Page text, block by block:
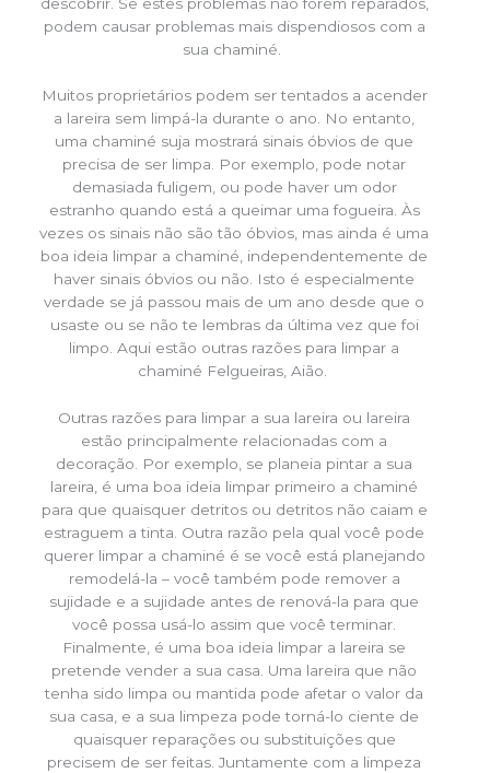
podem causar problemas mais dispendiosos com a
sua chaminé.
Muitos proprietários podem ser tentados a acender
a lareira sem limpá-la durante o ano. No entanto,
uma chaminé suja mostrará sinais óbvios de que
precisa de ser limpa. Por exemplo, pode notar
demasiada fuligem, ou pode haver um odor
estranho quando está a queimar uma fogueira. Às
vezes os sinais não são tão óbvios, mas ainda é uma
boa ideia limpar a chaminé, independentemente de
haver sinais óbvios ou não. Isto é especialmente
verdade se já passou mais de um ano desde que o
usaste ou se não te lembras da última vez que foi
limpo. Aqui estão outras razões para limpar a
chaminé Felgueiras, Aião.
Outras razões para limpar a sua lareira ou lareira
estão principalmente relacionadas com a
decoração. Por exemplo, se planeia pintar a sua
lareira, é uma boa ideia limpar primeiro a chaminé
para que quaisquer detritos ou detritos não caiam e
estraguem a tinta. Outra razão pela qual você pode
querer limpar a chaminé é se você está planejando
remodelá-la – você também pode remover a
sujidade e a sujidade antes de renová-la para que
você possa usá-lo assim que você terminar.
Finalmente, é uma boa ideia limpar a lareira se
pretende vender a sua casa. Uma lareira que não
tenha sido limpa ou mantida pode afetar o valor da
sua casa, e a sua limpeza pode torná-lo ciente de
quaisquer reparações ou substituições que
precisem de ser feitas. Juntamente com a limpeza